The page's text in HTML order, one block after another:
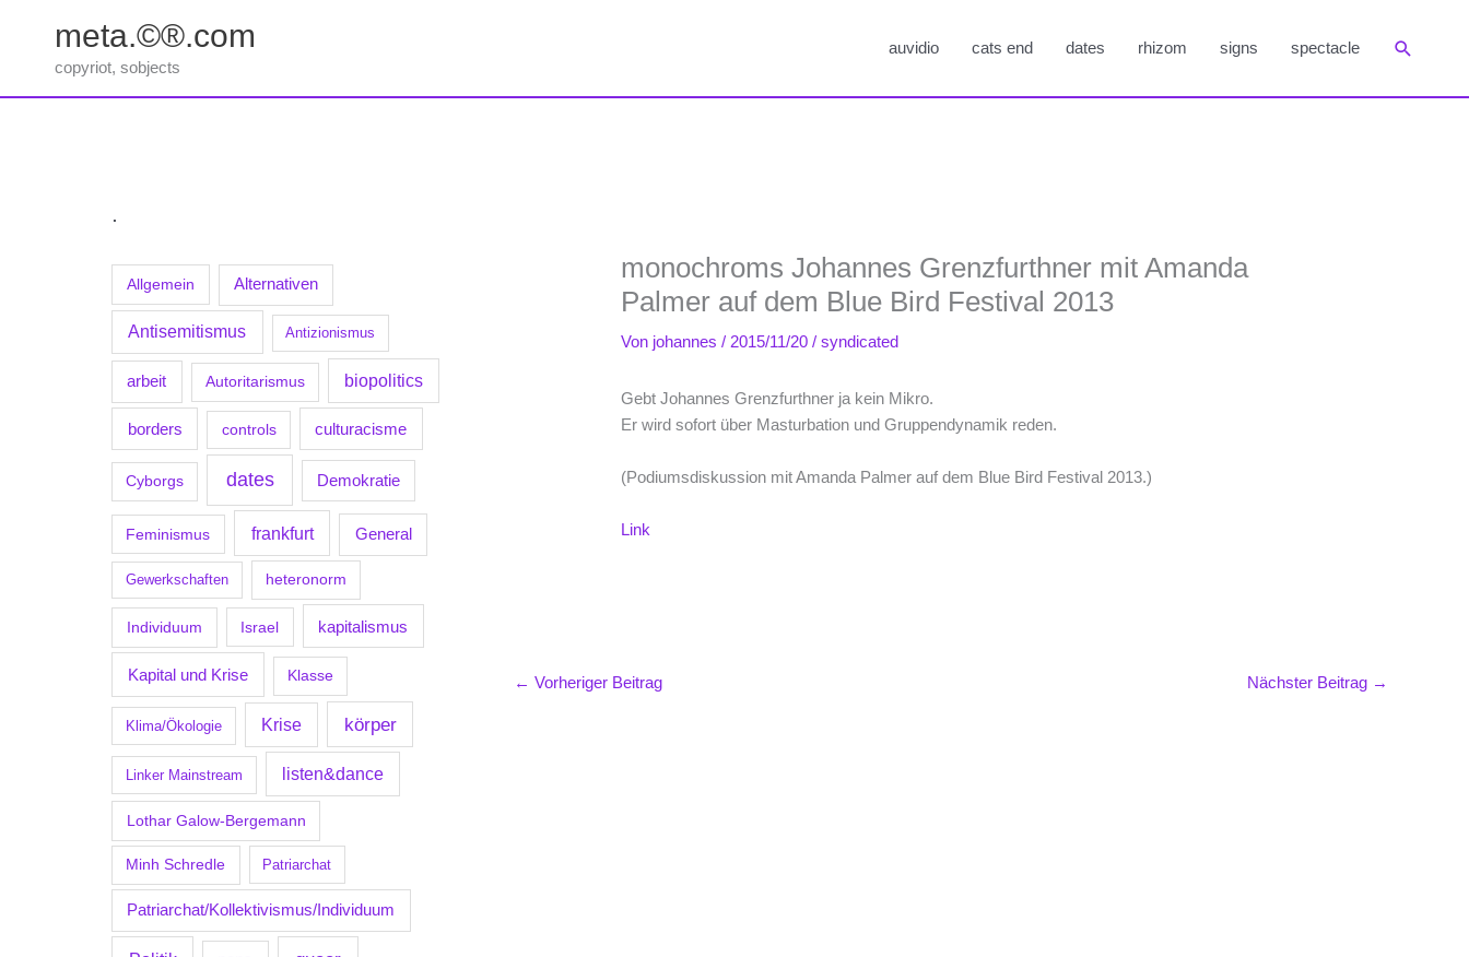
springen
meta.©®.com
copyriot, sobjects
auvidio cats end dates rhizom signs spectacle Suchen
.
Allgemein Alternativen
Antisemitismus Antizionismus
arbeit Autoritarismus biopolitics
borders controls culturacisme
Cyborgs dates Demokratie
Feminismus frankfurt General
Gewerkschaften heteronorm
Individuum Israel kapitalismus
Kapital und Krise Klasse
Klima/Ökologie Krise körper
Linker Mainstream listen&dance
Lothar Galow-Bergemann
Minh Schredle Patriarchat
Patriarchat/Kollektivismus/Individuum
monochroms Johannes Grenzfurthner mit Amanda
Palmer auf dem Blue Bird Festival 2013
Von johannes/ 2015/11/20/syndicated
Gebt Johannes Grenzfurthner ja kein Mikro.
Er wird sofort über Masturbation und Gruppendynamik reden.
(Podiumsdiskussion mit Amanda Palmer auf dem Blue Bird Festival 2013.)
Link
← Vorheriger Beitrag Nächster Beitrag →